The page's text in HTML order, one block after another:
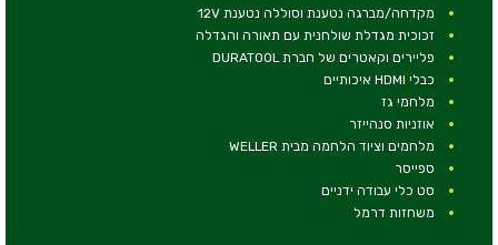
מקדחה/מברגה נטענת וסוללה נטענת 12V
זכוכית מגדלת שולחנית עם תאורה והגדלה
פליירים וקאטרים של חברת DURATOOL
כבלי HDMI איכותיים
מלחמי גז
אוזניות סנהייזר
מלחמים וציוד הלחמה מבית WELLER
ספייסר
סט כלי עבודה ידניים
משחזות דרמל